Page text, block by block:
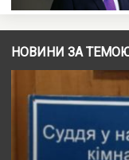
НОВИНИ ЗА